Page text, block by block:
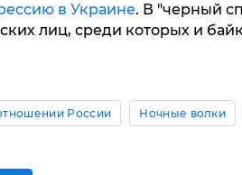
в Украине. В "черный
лиц, среди которых и
России Ночные волки